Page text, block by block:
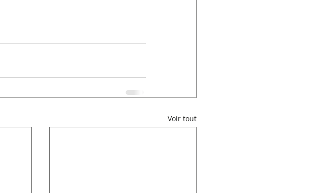
Voir tout